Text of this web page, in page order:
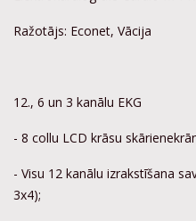
Ražotājs: Econet, Vācija
12., 6 un 3 kanālu EKG
- 8 collu LCD krāsu
- Visu 12 kanālu izrakstīšana
3x4);